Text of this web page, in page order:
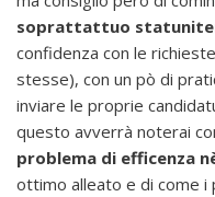
soprattattuo
confidenza con le
stesse), con un pò di
inviare le proprie
questo avverrà noterai
problema di efficenza
ottimo alleato e di come i